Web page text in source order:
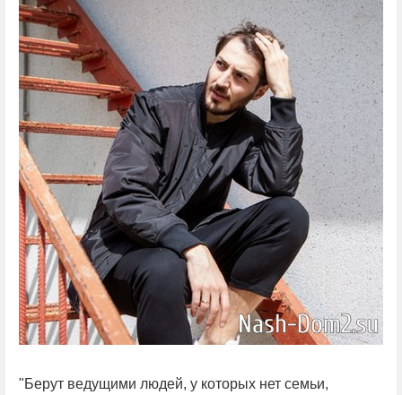
"Берут ведущими людей, у которых нет семьи,